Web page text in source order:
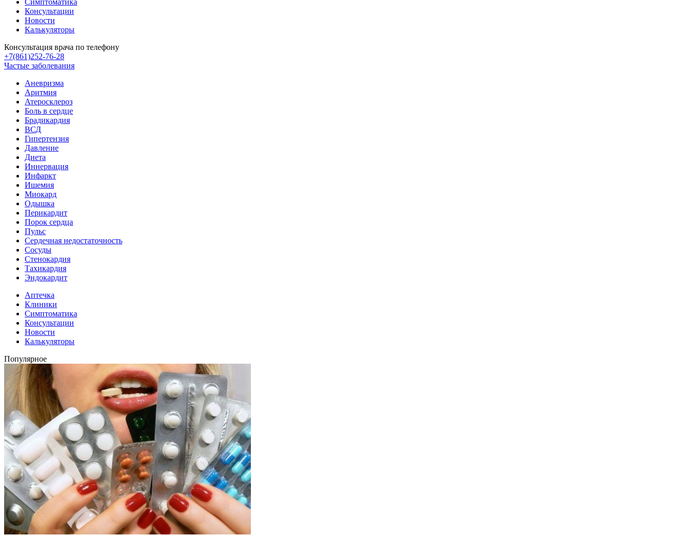
Симптоматика
Консультации
Новости
Калькуляторы
Консультация врача по телефону
+7(861)252-76-28
Частые заболевания
Аневризма
Аритмия
Атеросклероз
Боль в сердце
Брадикардия
ВСД
Гипертензия
Давление
Диета
Иннервация
Инфаркт
Ишемия
Миокард
Одышка
Перикардит
Порок сердца
Пульс
Сердечная недостаточность
Сосуды
Стенокардия
Тахикардия
Эндокардит
Аптечка
Клиники
Симптоматика
Консультации
Новости
Калькуляторы
Популярное